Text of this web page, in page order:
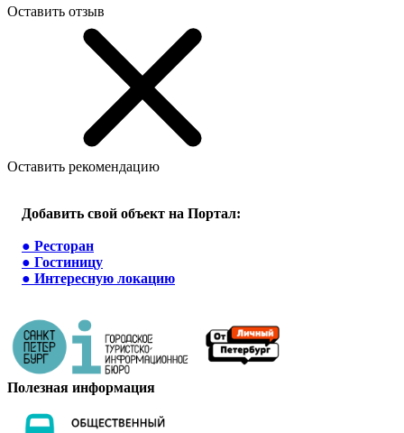
Оставить отзыв
Оставить рекомендацию
Добавить свой объект на Портал:
● Ресторан
● Гостиницу
● Интересную локацию
Полезная информация